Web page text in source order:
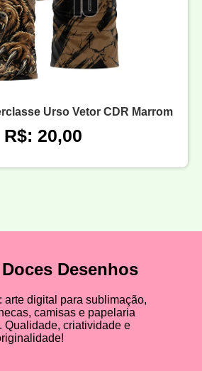
Urso Vetor CDR Marrom
R$: 20,00
Desenhos
arte digital para sublimação,
camisas e papelaria
Qualidade, criatividade e